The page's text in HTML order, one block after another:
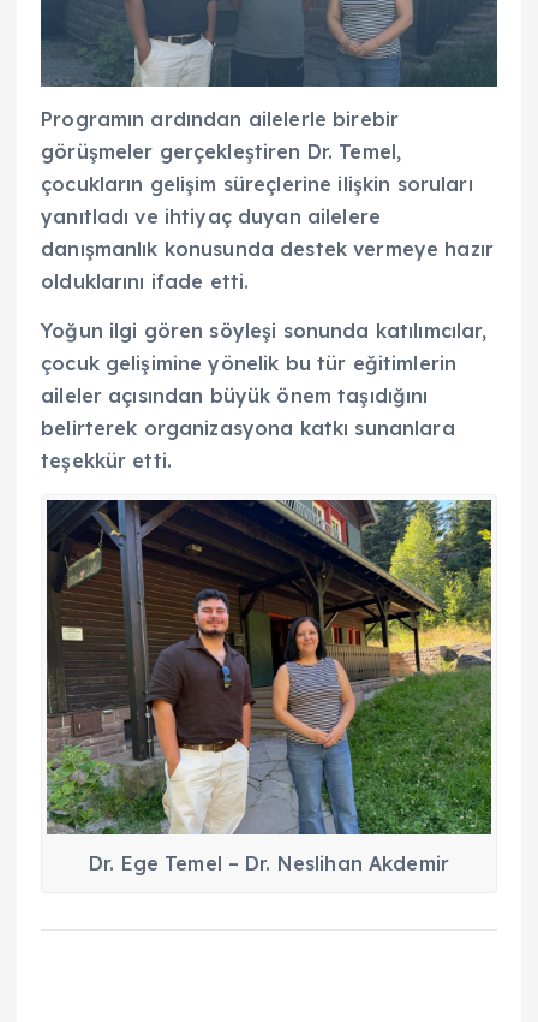
Programın ardından ailelerle birebir
görüşmeler gerçekleştiren Dr. Temel,
çocukların gelişim süreçlerine ilişkin soruları
yanıtladı ve ihtiyaç duyan ailelere
danışmanlık konusunda destek vermeye hazır
olduklarını ifade etti.
Yoğun ilgi gören söyleşi sonunda katılımcılar,
çocuk gelişimine yönelik bu tür eğitimlerin
aileler açısından büyük önem taşıdığını
belirterek organizasyona katkı sunanlara
teşekkür etti.
Dr. Ege Temel – Dr. Neslihan Akdemir